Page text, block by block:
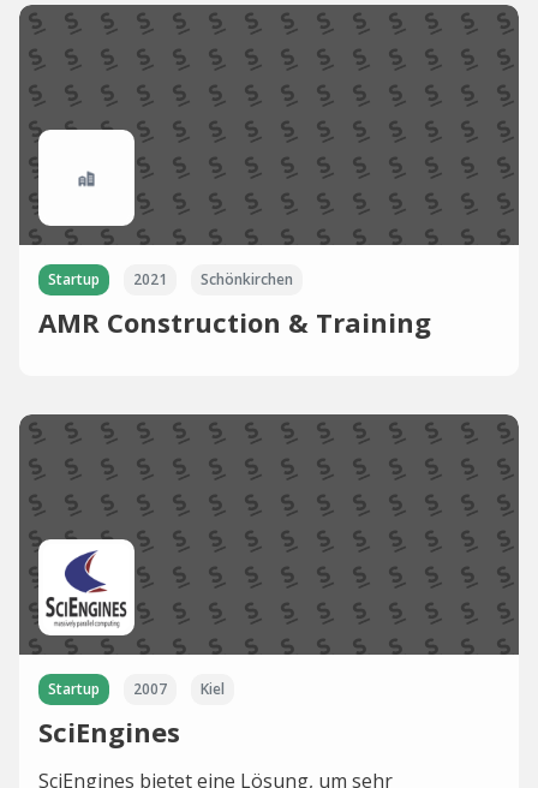
Startup 2021 Schönkirchen
AMR Construction & Training
Startup 2007 Kiel
SciEngines
SciEngines bietet eine Lösung, um sehr